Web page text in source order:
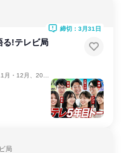
る!テレビ局
、2027年1月・2月
締切：3月31日
局